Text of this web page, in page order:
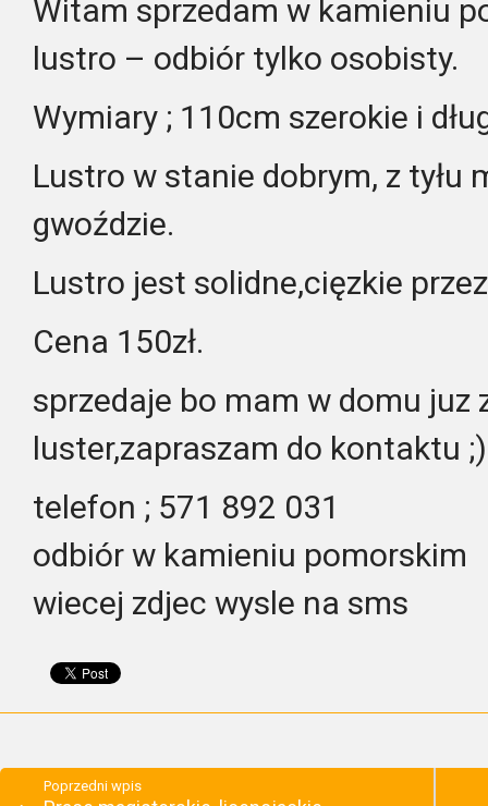
Witam sprzedam w kamieniu
lustro – odbiór tylko osobisty.
Wymiary ; 110cm szerokie i
Lustro w stanie dobrym, z tyłu
gwoździe.
Lustro jest solidne,cięzkie
Cena 150zł.
sprzedaje bo mam w domu juz
luster,zapraszam do kontaktu ;)
telefon ; 571 892 031
odbiór w kamieniu pomorskim
wiecej zdjec wysle na sms
Poprzedni wpis